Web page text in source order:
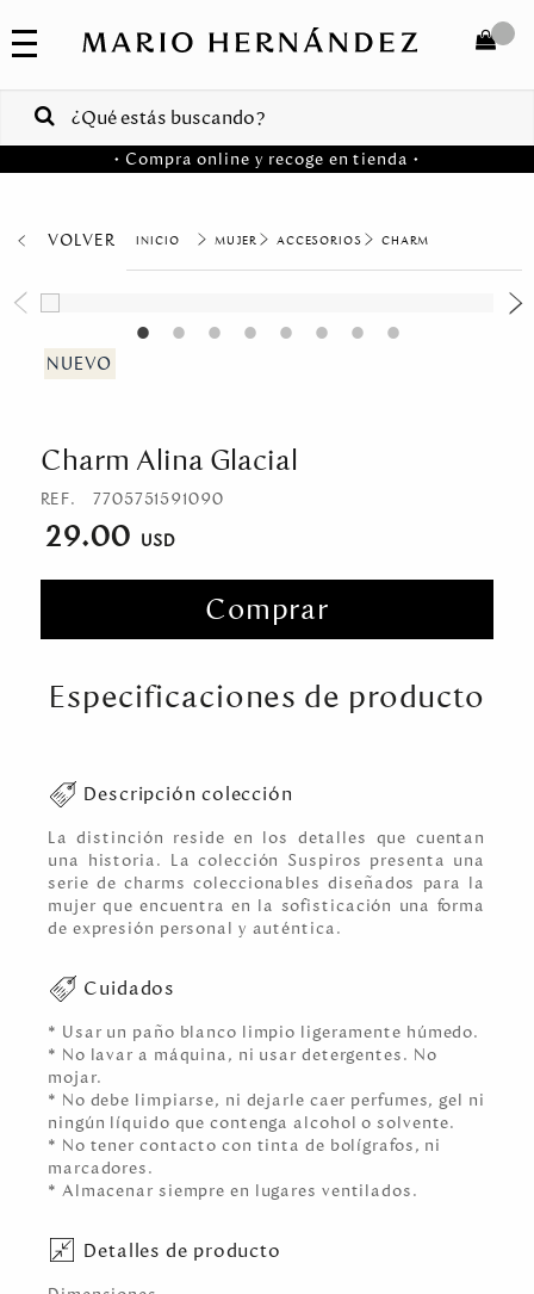
COLECCIONES
VENTAS
CORPORATIVAS
Venezuela
COMPRAR
• Compra online y recoge en tienda •
VOLVER MUJER ACCESORIOS CHARM
Charm Alina Glacial
REF. 7705751591090
29.00
Comprar
Especificaciones de producto
Descripción colección
La distinción reside en los detalles que cuentan
una historia. La colección Suspiros presenta una
serie de charms coleccionables diseñados para la
mujer que encuentra en la sofisticación una forma
de expresión personal y auténtica.
Cuidados
* Usar un paño blanco limpio ligeramente húmedo.
* No lavar a máquina, ni usar detergentes. No
mojar.
* No debe limpiarse, ni dejarle caer perfumes, gel ni
ningún líquido que contenga alcohol o solvente.
* No tener contacto con tinta de bolígrafos, ni
marcadores.
* Almacenar siempre en lugares ventilados.
Detalles de producto